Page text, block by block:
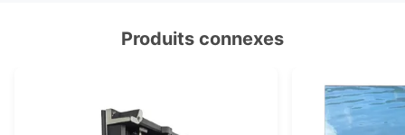
Produits connexes